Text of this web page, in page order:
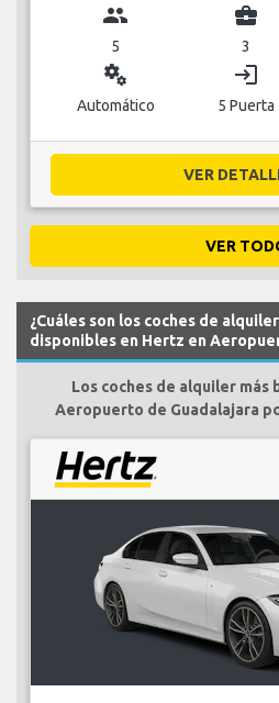
group
5
business_center
3
miscellaneous_services
Automático
login
5 Puerta
VER
VER
¿Cuáles son los coches de
disponibles en Hertz en
Los coches de alquiler más
Aeropuerto de Guadalajara